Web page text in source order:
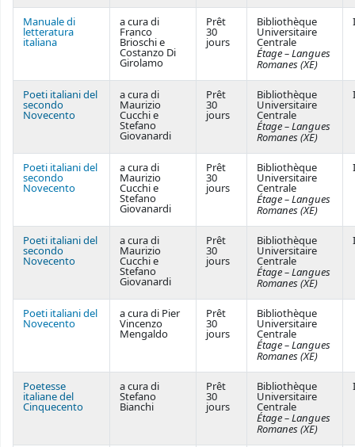
Manuale di
letteratura
italiana
a cura di
Franco
Brioschi e
Costanzo Di
Girolamo
Prêt
30
jours
Bibliothèque
Universitaire
Centrale
Étage – Langues
Romanes (XE)
Poeti italiani del
secondo
Novecento
a cura di
Maurizio
Cucchi e
Stefano
Giovanardi
Prêt
30
jours
Bibliothèque
Universitaire
Centrale
Étage – Langues
Romanes (XE)
Poeti italiani del
secondo
Novecento
a cura di
Maurizio
Cucchi e
Stefano
Giovanardi
Prêt
30
jours
Bibliothèque
Universitaire
Centrale
Étage – Langues
Romanes (XE)
Poeti italiani del
secondo
Novecento
a cura di
Maurizio
Cucchi e
Stefano
Giovanardi
Prêt
30
jours
Bibliothèque
Universitaire
Centrale
Étage – Langues
Romanes (XE)
Poeti italiani del
Novecento
a cura di Pier
Vincenzo
Mengaldo
Prêt
30
jours
Bibliothèque
Universitaire
Centrale
Étage – Langues
Romanes (XE)
Poetesse
italiane del
Cinquecento
a cura di
Stefano
Bianchi
Prêt
30
jours
Bibliothèque
Universitaire
Centrale
Étage – Langues
Romanes (XE)